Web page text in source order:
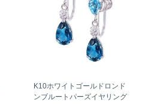
K10ホワイトゴールドロンド
ンブルートパーズイヤリング